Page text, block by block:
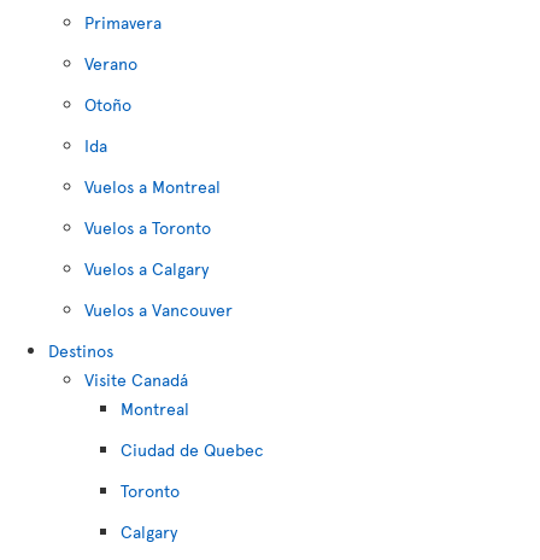
Primavera
Verano
Otoño
Ida
Vuelos a Montreal
Vuelos a Toronto
Vuelos a Calgary
Vuelos a Vancouver
Destinos
Visite Canadá
Montreal
Ciudad de Quebec
Toronto
Calgary